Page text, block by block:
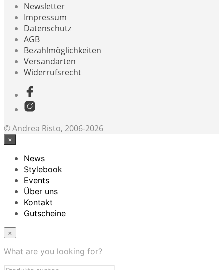
Newsletter
Impressum
Datenschutz
AGB
Bezahlmöglichkeiten
Versandarten
Widerrufsrecht
© Andrea Risto, 2006-2026
×
News
Stylebook
Events
Über uns
Kontakt
Gutscheine
×
What are you looking for?